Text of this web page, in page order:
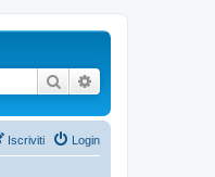
Cerca
Login
Iscriviti